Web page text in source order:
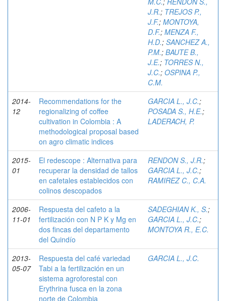
J.R.; TREJOS P.,
J.F.; MONTOYA,
D.F.; MENZA F.,
H.D.; SANCHEZ A.,
P.M.; BAUTE B.,
J.E.; TORRES N.,
J.C.; OSPINA P.,
C.M.
2014-
12
Recommendations for the
regionalizing of coffee
cultivation in Colombia : A
methodological proposal based
on agro climatic indices
GARCIA L., J.C.;
POSADA S., H.E.;
LADERACH, P.
2015-
01
El redescope : Alternativa para
recuperar la densidad de tallos
en cafetales establecidos con
colinos descopados
RENDON S., J.R.;
GARCIA L., J.C.;
RAMIREZ C., C.A.
2006-
11-01
Respuesta del cafeto a la
fertilización con N P K y Mg en
dos fincas del departamento
del Quindío
SADEGHIAN K., S.;
GARCIA L., J.C.;
MONTOYA R., E.C.
2013-
05-07
Respuesta del café variedad
Tabi a la fertilización en un
sistema agroforestal con
Erythrina fusca en la zona
norte de Colombia
GARCIA L., J.C.